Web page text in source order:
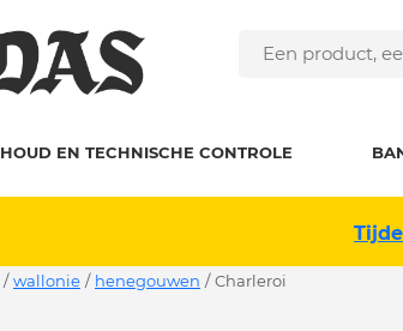
EN TECHNISCHE CONTROLE
/ wallonie / henegouwen / charleroi